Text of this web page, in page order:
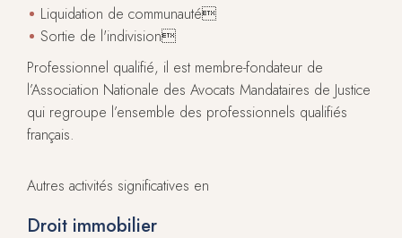
Liquidation de communauté
Sortie de l'indivision
Professionnel qualifié, il est membre-fondateur de
l’Association Nationale des Avocats Mandataires de Justice
qui regroupe l’ensemble des professionnels qualifiés
français.
Autres activités significatives en
Droit immobilier